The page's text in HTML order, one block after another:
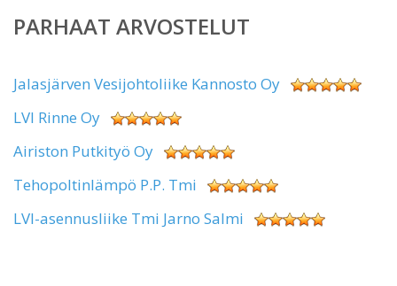
PARHAAT ARVOSTELUT
Jalasjärven Vesijohtoliike Kannosto Oy
LVI Rinne Oy
Airiston Putkityö Oy
Tehopoltinlämpö P.P. Tmi
LVI-asennusliike Tmi Jarno Salmi